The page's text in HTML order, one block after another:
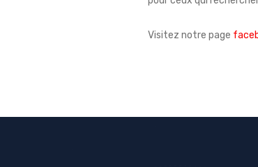
Visitez notre page